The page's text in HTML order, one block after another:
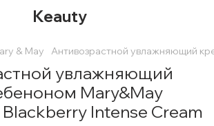
Keauty
& May Антивозрастной увлажняющий
увлажняющий
Mary&May
Intense Cream